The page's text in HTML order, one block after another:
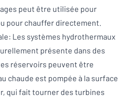
peut être utilisée pour
pour chauffer directement.
Les systèmes hydrothermaux
présente dans des
réservoirs peuvent être
chaude est pompée à la surface
qui fait tourner des turbines